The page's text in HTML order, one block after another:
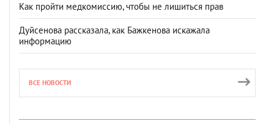
Как пройти медкомиссию, чтобы не лишиться прав
Дуйсенова рассказала, как Бажкенова искажала
информацию
ВСЕ НОВОСТИ